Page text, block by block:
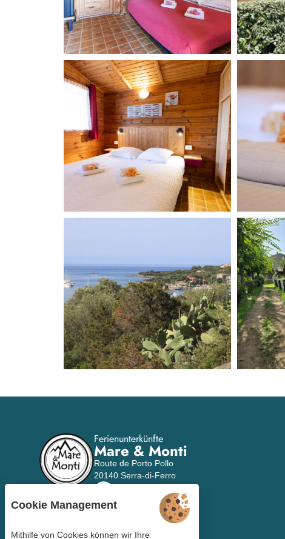
Ferienunterkünfte
Mare & Monti
Route de Porto Pollo
20140 Serra-di-Ferro
+33 6 74 92 67 74
Cookie Management
Mithilfe von Cookies können wir Ihre